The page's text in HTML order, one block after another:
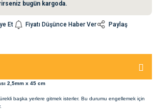
bugün kargoda.
Et Fiyatı Düşünce Haber Ver
Paylaş
2,5mm x 45 cm
başka yerlere gitmek isterler. Bu durumu engellemek için